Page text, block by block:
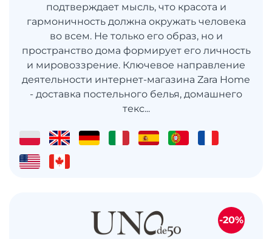
подтверждает мысль, что красота и
гармоничность должна окружать человека
во всем. Не только его образ, но и
пространство дома формирует его личность
и мировоззрение. Ключевое направление
деятельности интернет-магазина Zara Home
- доставка постельного белья, домашнего
текс...
-20%